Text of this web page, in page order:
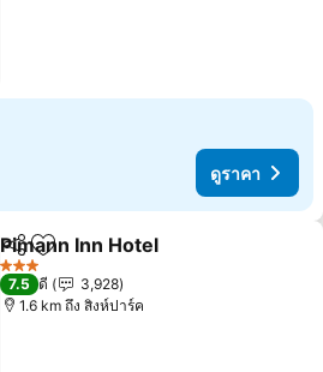
ดูราคา
แชร์ เพิ่มในรายการโปรด
Pimann Inn Hotel
3 ดาว
7.5 ดี
3,928
1.6 km ถึง สิงห์ปาร์ค